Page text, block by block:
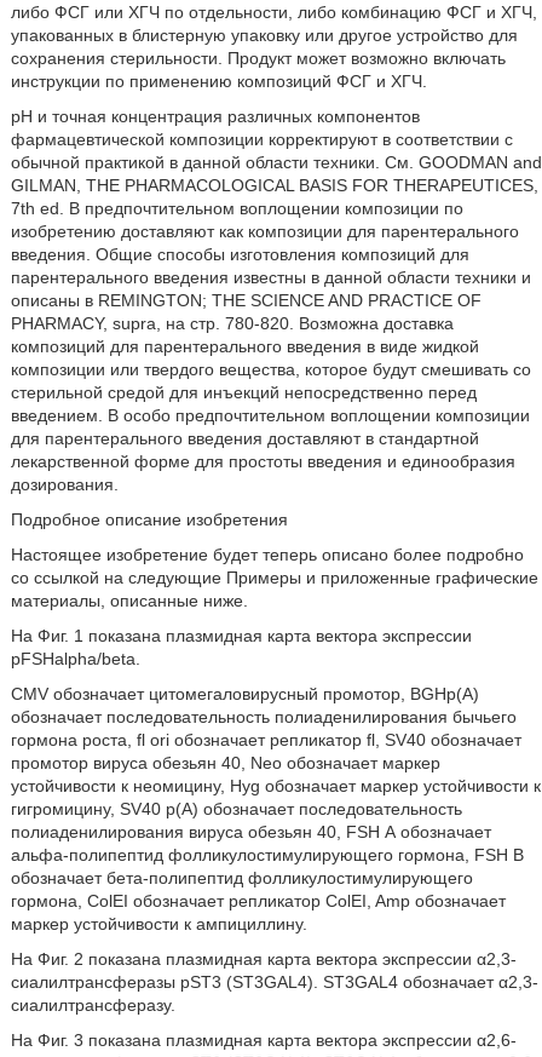
либо ФСГ или ХГЧ по отдельности, либо комбинацию ФСГ и ХГЧ,
упакованных в блистерную упаковку или другое устройство для
сохранения стерильности. Продукт может возможно включать
инструкции по применению композиций ФСГ и ХГЧ.
рН и точная концентрация различных компонентов
фармацевтической композиции корректируют в соответствии с
обычной практикой в данной области техники. См. GOODMAN and
GILMAN, THE PHARMACOLOGICAL BASIS FOR THERAPEUTICES,
7th ed. В предпочтительном воплощении композиции по
изобретению доставляют как композиции для парентерального
введения. Общие способы изготовления композиций для
парентерального введения известны в данной области техники и
описаны в REMINGTON; THE SCIENCE AND PRACTICE OF
PHARMACY, supra, на стр. 780-820. Возможна доставка
композиций для парентерального введения в виде жидкой
композиции или твердого вещества, которое будут смешивать со
стерильной средой для инъекций непосредственно перед
введением. В особо предпочтительном воплощении композиции
для парентерального введения доставляют в стандартной
лекарственной форме для простоты введения и единообразия
дозирования.
Подробное описание изобретения
Настоящее изобретение будет теперь описано более подробно
со ссылкой на следующие Примеры и приложенные графические
материалы, описанные ниже.
На Фиг. 1 показана плазмидная карта вектора экспрессии
pFSHalpha/beta.
CMV обозначает цитомегаловирусный промотор, BGHp(A)
обозначает последовательность полиаденилирования бычьего
гормона роста, fl ori обозначает репликатор fl, SV40 обозначает
промотор вируса обезьян 40, Neo обозначает маркер
устойчивости к неомицину, Hyg обозначает маркер устойчивости к
гигромицину, SV40 р(А) обозначает последовательность
полиаденилирования вируса обезьян 40, FSH А обозначает
альфа-полипептид фолликулостимулирующего гормона, FSH В
обозначает бета-полипептид фолликулостимулирующего
гормона, ColEI обозначает репликатор ColEI, Amp обозначает
маркер устойчивости к ампициллину.
На Фиг. 2 показана плазмидная карта вектора экспрессии α2,3-
сиалилтрансферазы pST3 (ST3GAL4). ST3GAL4 обозначает α2,3-
сиалилтрансферазу.
На Фиг. 3 показана плазмидная карта вектора экспрессии α2,6-